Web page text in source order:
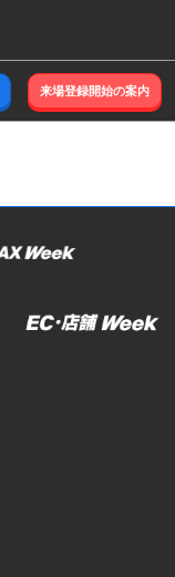
来場登録開始の案内